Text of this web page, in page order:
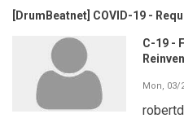
[DrumBeatnet] COVID-19 -
C-19 -
Mon, 03/